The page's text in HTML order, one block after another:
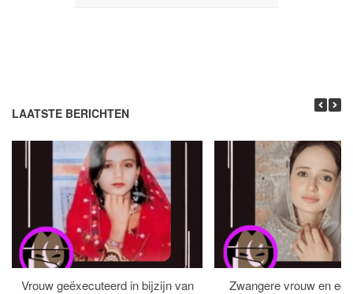
LAATSTE BERICHTEN
Vrouw geëxecuteerd in bijzijn van
Zwangere vrouw en